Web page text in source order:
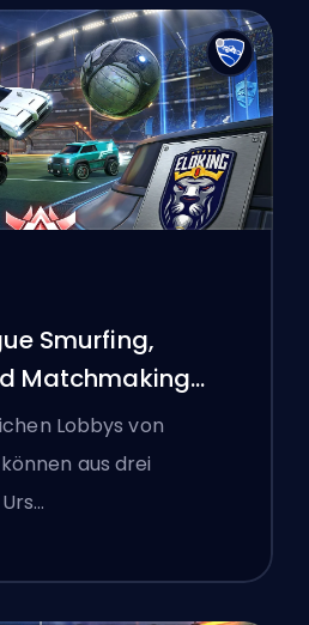
Smurfing,
Matchmaking
Lobbys von
aus drei